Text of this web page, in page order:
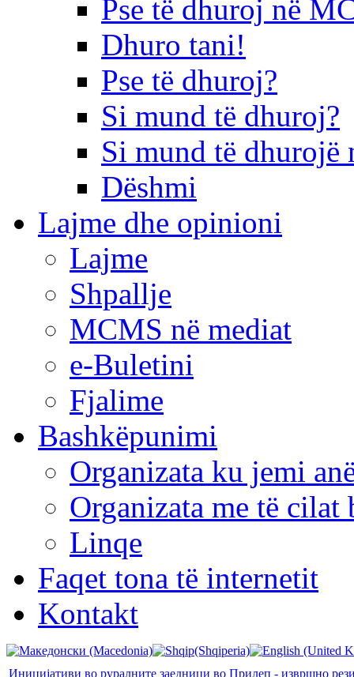
Pse të dhuroj në
Dhuro tani!
Pse të dhuroj?
Si mund të dhuroj?
Si mund të dhurojë
Dëshmi
Lajme dhe opinioni
Lajme
Shpallje
MCMS në mediat
e-Buletini
Fjalime
Bashkëpunimi
Organizata ku jemi
Organizata me të cilat
Linqe
Faqet tona të internetit
Kontakt
Иницијативи во руралните заедници во Прилеп - извршно